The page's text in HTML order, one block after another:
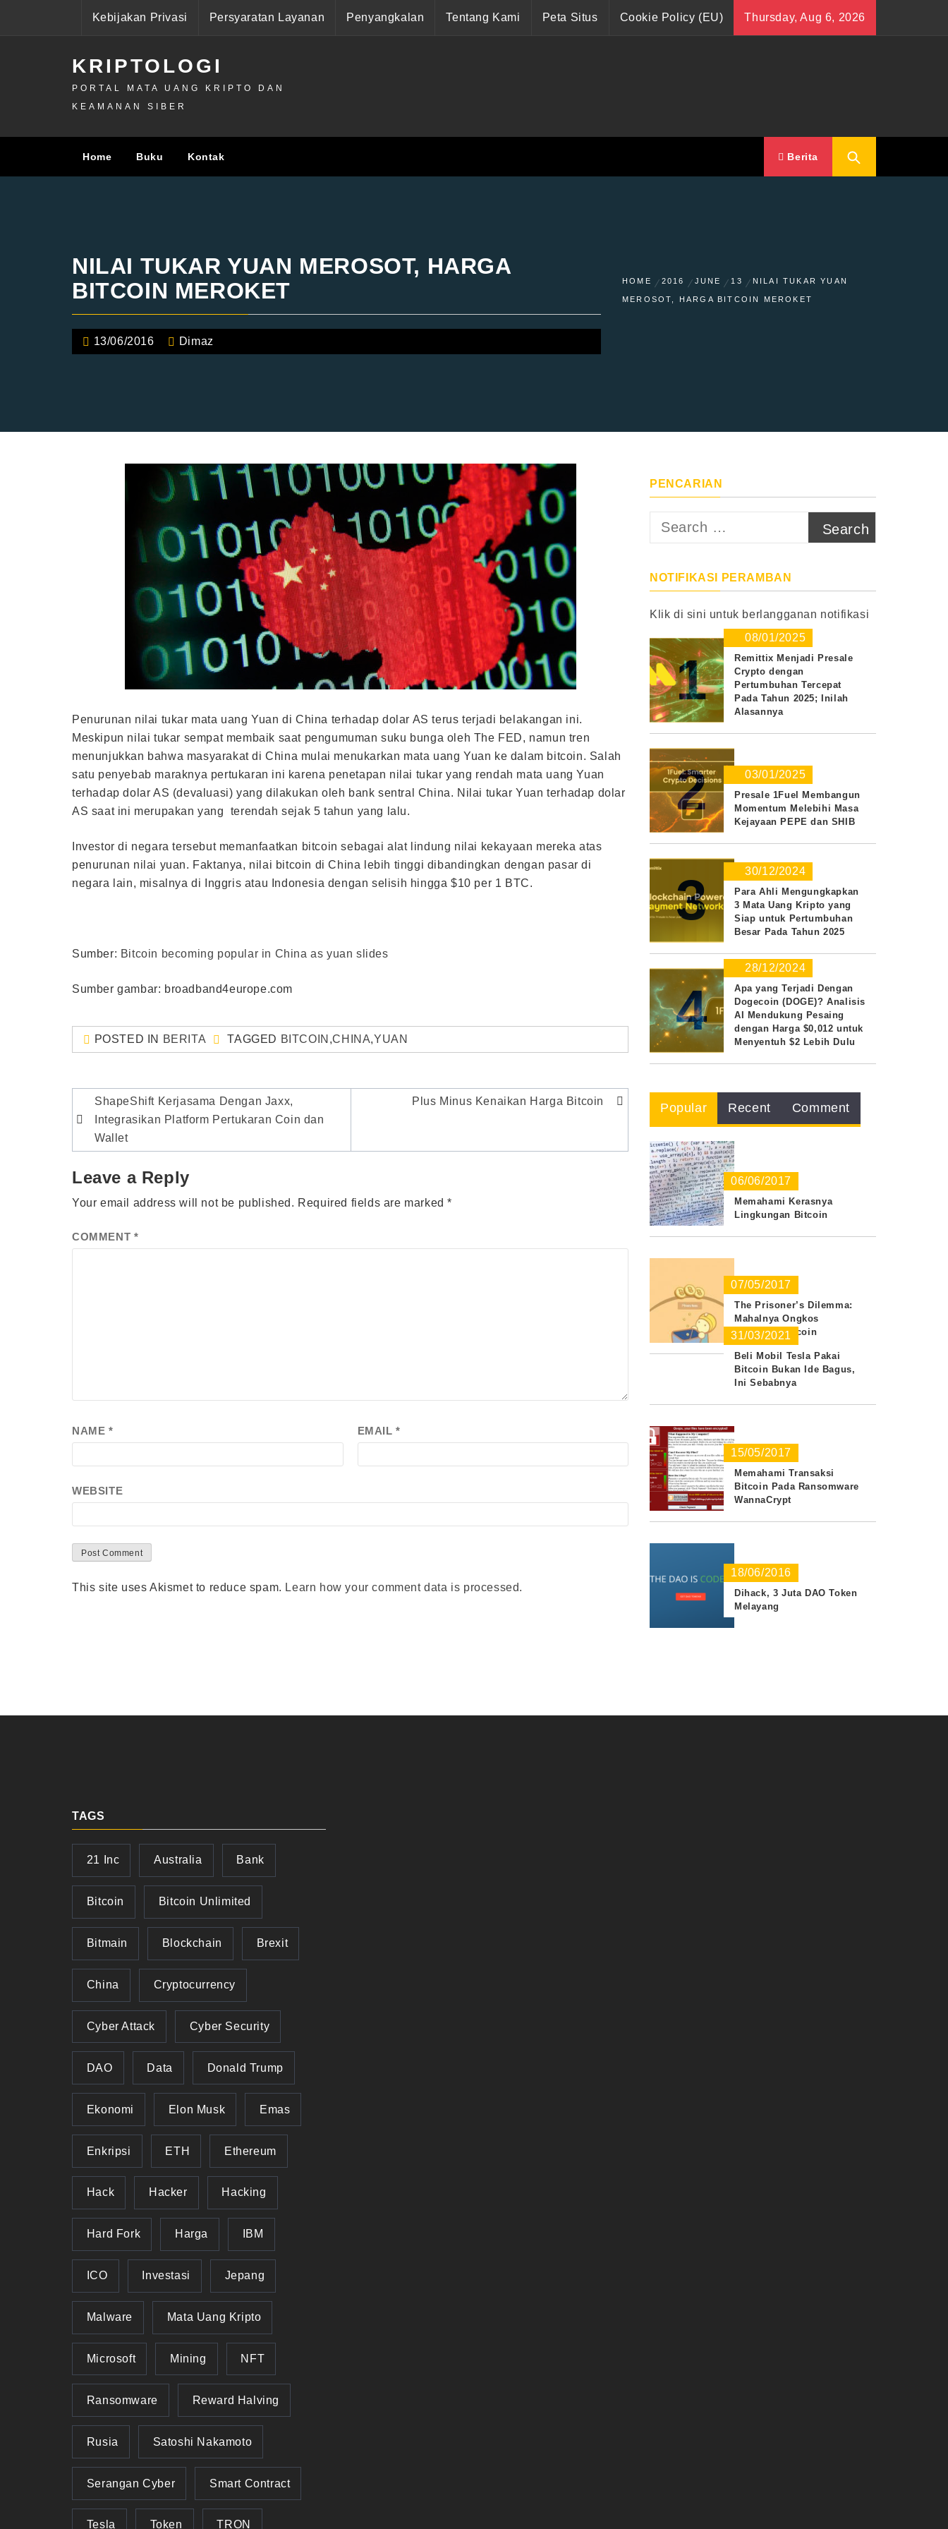
Kebijakan Privasi Persyaratan Layanan Penyangkalan Tentang Kami Peta Situs Cookie Policy (EU) Thursday, Aug 6, 2026
KRIPTOLOGI
PORTAL MATA UANG KRIPTO DAN
KEAMANAN SIBER
Home Buku Kontak Berita
NILAI TUKAR YUAN MEROSOT, HARGA
BITCOIN MEROKET
13/06/2016 Dimaz
HOME 2016 JUNE 13 NILAI TUKAR YUAN
MEROSOT, HARGA BITCOIN MEROKET
Penurunan nilai tukar mata uang Yuan di China terhadap dolar AS terus terjadi belakangan ini.
Meskipun nilai tukar sempat membaik saat pengumuman suku bunga oleh The FED, namun tren
menunjukkan bahwa masyarakat di China mulai menukarkan mata uang Yuan ke dalam bitcoin. Salah
satu penyebab maraknya pertukaran ini karena penetapan nilai tukar yang rendah mata uang Yuan
terhadap dolar AS (devaluasi) yang dilakukan oleh bank sentral China. Nilai tukar Yuan terhadap dolar
AS saat ini merupakan yang terendah sejak 5 tahun yang lalu.
Investor di negara tersebut memanfaatkan bitcoin sebagai alat lindung nilai kekayaan mereka atas
penurunan nilai yuan. Faktanya, nilai bitcoin di China lebih tinggi dibandingkan dengan pasar di
negara lain, misalnya di Inggris atau Indonesia dengan selisih hingga $10 per 1 BTC.
Sumber: Bitcoin becoming popular in China as yuan slides
Sumber gambar: broadband4europe.com
POSTED IN BERITA TAGGED BITCOIN ,CHINA,YUAN
Post
navigation
ShapeShift Kerjasama Dengan Jaxx,
Integrasikan Platform Pertukaran Coin dan
Wallet
Plus Minus Kenaikan Harga Bitcoin
Leave a Reply
Your email address will not be published. Required fields are marked*
COMMENT *
NAME * EMAIL*
WEBSITE
This site uses Akismet to reduce spam. Learn how your comment data is processed.
PENCARIAN
Search
NOTIFIKASI PERAMBAN
Klik di sini untuk berlangganan notifikasi
1
08/01/2025
Remittix Menjadi Presale
Crypto dengan
Pertumbuhan Tercepat
Pada Tahun 2025; Inilah
Alasannya
2 03/01/2025
Presale 1Fuel Membangun
Momentum Melebihi Masa
Kejayaan PEPE dan SHIB
3 30/12/2024
Para Ahli Mengungkapkan
3 Mata Uang Kripto yang
Siap untuk Pertumbuhan
Besar Pada Tahun 2025
4
28/12/2024
Apa yang Terjadi Dengan
Dogecoin (DOGE)? Analisis
AI Mendukung Pesaing
dengan Harga $0,012 untuk
Menyentuh $2 Lebih Dulu
Popular Recent Comment
06/06/2017
Memahami Kerasnya
Lingkungan Bitcoin
07/05/2017
The Prisoner’s Dilemma:
Mahalnya Ongkos
Transaksi Bitcoin
31/03/2021
Beli Mobil Tesla Pakai
Bitcoin Bukan Ide Bagus,
Ini Sebabnya
15/05/2017
Memahami Transaksi
Bitcoin Pada Ransomware
WannaCrypt
18/06/2016
Dihack, 3 Juta DAO Token
Melayang
TAGS
21 Inc Australia Bank
Bitcoin Bitcoin Unlimited
Bitmain Blockchain Brexit
China Cryptocurrency
Cyber Attack Cyber Security
DAO Data Donald Trump
Ekonomi Elon Musk Emas
Enkripsi ETH Ethereum
Hack Hacker Hacking
Hard Fork Harga IBM
ICO Investasi Jepang
Malware Mata Uang Kripto
Microsoft Mining NFT
Ransomware Reward Halving
Rusia Satoshi Nakamoto
Serangan Cyber Smart Contract
Tesla Token TRON